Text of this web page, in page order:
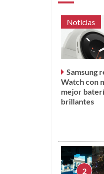
Noticias
Samsung
Watch con
mejor
brillantes